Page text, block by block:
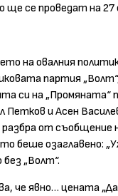
ще се проведат на 27
на овалния
партия
си на „Промяната“
Петков и Асен
от съобщение
беше озаглавено:
без „Волт“.
че явно… цената